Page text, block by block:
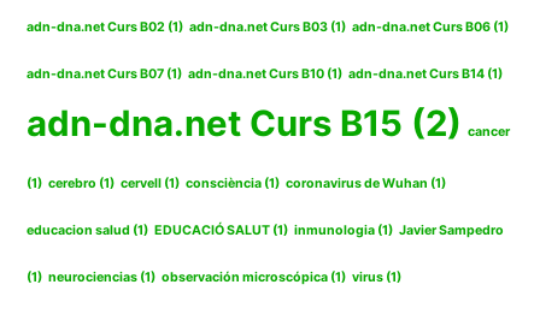
adn-dna.net Curs B02 (1) adn-dna.net Curs B03 (1) adn-dna.net Curs B06 (1)
adn-dna.net Curs B07 (1) adn-dna.net Curs B10 (1) adn-dna.net Curs B14 (1)
adn-dna.net Curs B15 (2) cancer
(1) cerebro (1) cervell (1) consciència (1) coronavirus de Wuhan (1)
educacion salud (1) EDUCACIÓ SALUT (1) inmunologia (1) Javier Sampedro
(1) neurociencias (1) observación microscópica (1) virus (1)